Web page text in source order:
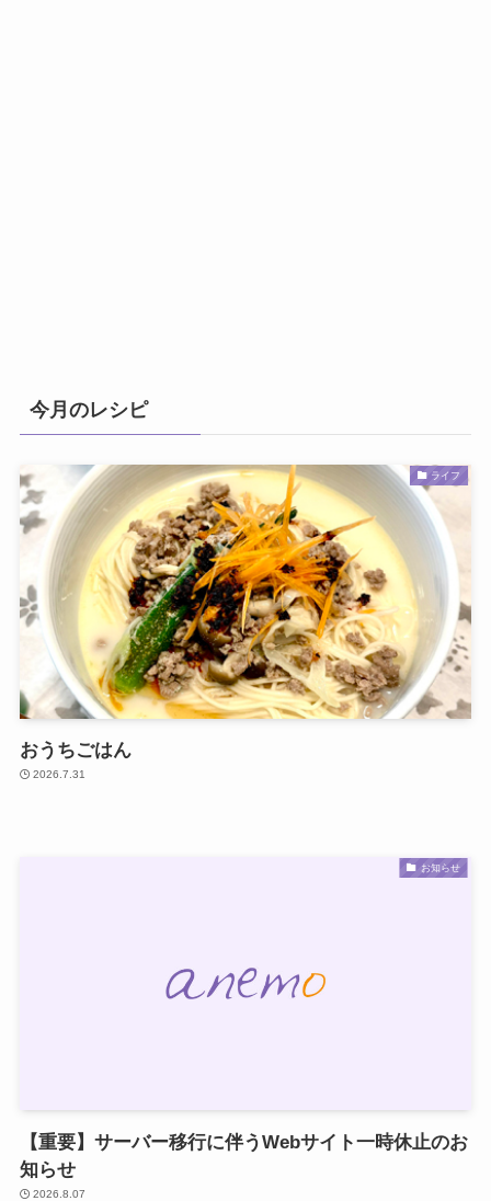
今月のレシピ
ライフ
おうちごはん
2026.7.31
お知らせ
【重要】サーバー移行に伴うWebサイト一時休止のお
知らせ
2026.8.07